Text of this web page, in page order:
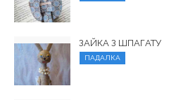
ЗАЙКА З ШПАГАТУ
ПАДАЛКА